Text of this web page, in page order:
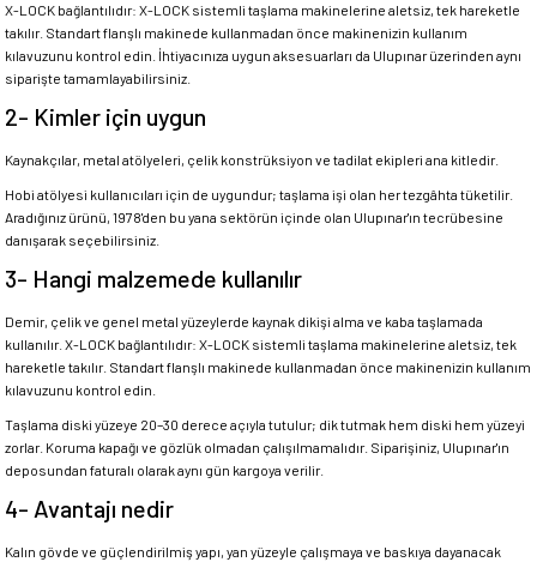
X-LOCK bağlantılıdır: X-LOCK sistemli taşlama makinelerine aletsiz, tek hareketle
takılır. Standart flanşlı makinede kullanmadan önce makinenizin kullanım
kılavuzunu kontrol edin. İhtiyacınıza uygun aksesuarları da Ulupınar üzerinden aynı
siparişte tamamlayabilirsiniz.
2- Kimler için uygun
Kaynakçılar, metal atölyeleri, çelik konstrüksiyon ve tadilat ekipleri ana kitledir.
Hobi atölyesi kullanıcıları için de uygundur; taşlama işi olan her tezgâhta tüketilir.
Aradığınız ürünü, 1978'den bu yana sektörün içinde olan Ulupınar'ın tecrübesine
danışarak seçebilirsiniz.
3- Hangi malzemede kullanılır
Demir, çelik ve genel metal yüzeylerde kaynak dikişi alma ve kaba taşlamada
kullanılır. X-LOCK bağlantılıdır: X-LOCK sistemli taşlama makinelerine aletsiz, tek
hareketle takılır. Standart flanşlı makinede kullanmadan önce makinenizin kullanım
kılavuzunu kontrol edin.
Taşlama diski yüzeye 20–30 derece açıyla tutulur; dik tutmak hem diski hem yüzeyi
zorlar. Koruma kapağı ve gözlük olmadan çalışılmamalıdır. Siparişiniz, Ulupınar'ın
deposundan faturalı olarak aynı gün kargoya verilir.
4- Avantajı nedir
Kalın gövde ve güçlendirilmiş yapı, yan yüzeyle çalışmaya ve baskıya dayanacak